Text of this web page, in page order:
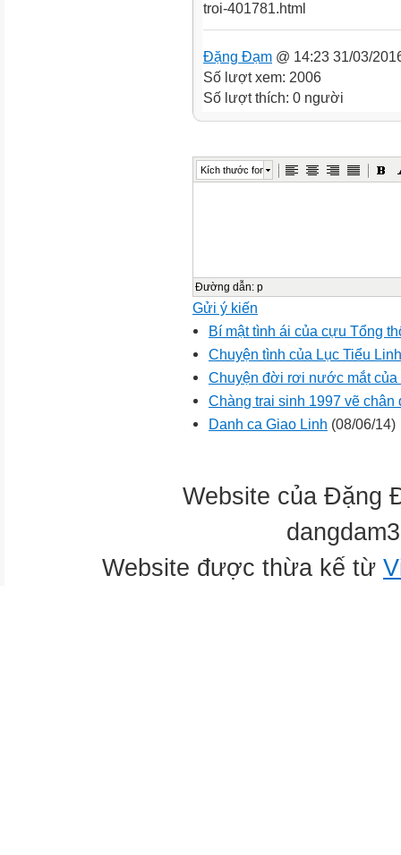
troi-401781.html
Đặng Đạm @ 14:23 31/03/
Số lượt xem: 2006
Số lượt thích: 0 người
Kích thước font
Đường dẫn: p
Gửi ý kiến
Bí mật tình ái của cựu Tổng
Chuyện tình của Lục Tiểu
Chuyện đời rơi nước mắt của
Chàng trai sinh 1997 vẽ
Danh ca Giao Linh (08/06/14)
Website của Đặng
Website được thừa kế từ